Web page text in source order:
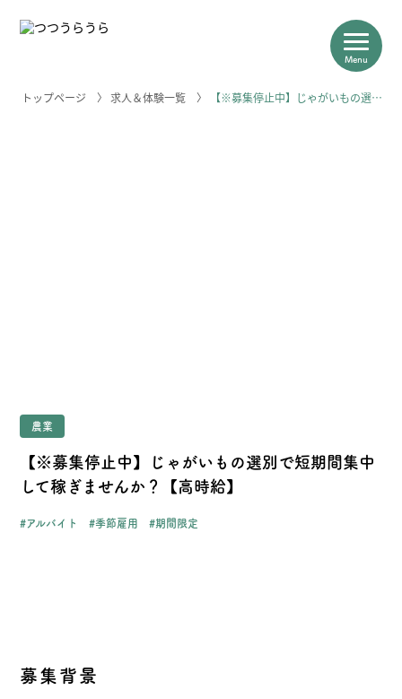
Menu
- お問い合わせ - 受け入れの流れ/FAQ
- プライバシーポリシー - 浦幌町役場公式サイト
トップページ 〉 求人＆体験一覧〉 【※募集停止中】じゃがいもの選…
農業
【※募集停止中】じゃがいもの選別で短期間集中
して稼ぎませんか？【高時給】
アルバイト 季節雇用 期間限定
募集背景